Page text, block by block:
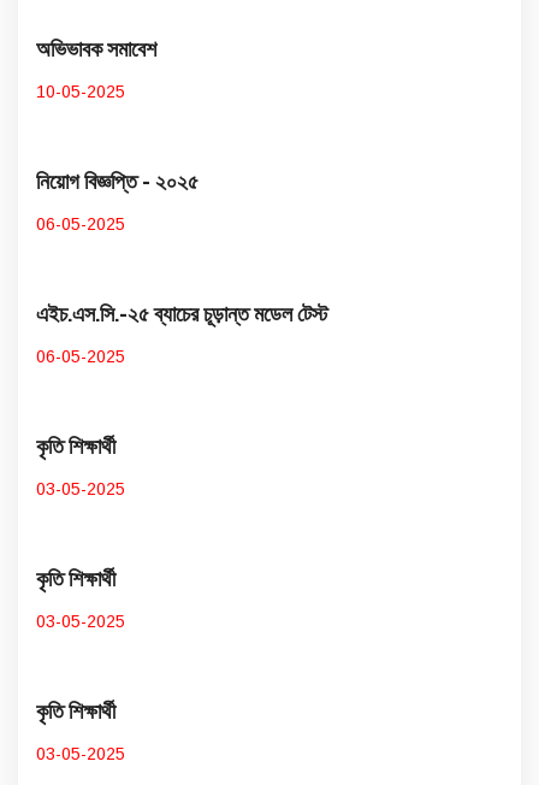
অভিভাবক সমাবেশ
10-05-2025
নিয়োগ বিজ্ঞপ্তি - ২০২৫
06-05-2025
এইচ.এস.সি.-২৫ ব্যাচের চূড়ান্ত মডেল টেস্ট
06-05-2025
কৃতি শিক্ষার্থী
03-05-2025
কৃতি শিক্ষার্থী
03-05-2025
কৃতি শিক্ষার্থী
03-05-2025